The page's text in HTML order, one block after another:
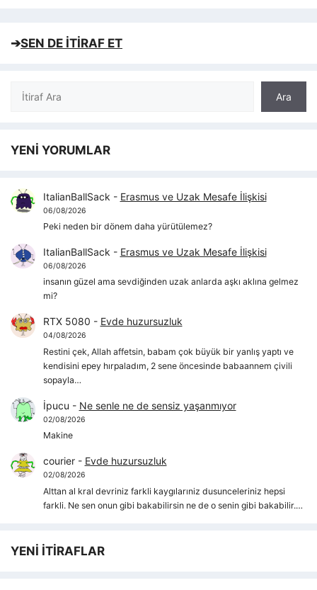
➔SEN DE İTİRAF ET
Ara
Ara
YENİ YORUMLAR
ItalianBallSack - Erasmus ve Uzak Mesafe İlişkisi
06/08/2026
Peki neden bir dönem daha yürütülemez?
ItalianBallSack - Erasmus ve Uzak Mesafe İlişkisi
06/08/2026
insanın güzel ama sevdiğinden uzak anlarda aşkı aklına gelmez
mi?
RTX 5080 - Evde huzursuzluk
04/08/2026
Restini çek, Allah affetsin, babam çok büyük bir yanlış yaptı ve
kendisini epey hırpaladım, 2 sene öncesinde babaannem çivili
sopayla…
İpucu - Ne senle ne de sensiz yaşanmıyor
02/08/2026
Makine
courier- Evde huzursuzluk
02/08/2026
Alttan al kral devriniz farkli kaygılarıniz dusunceleriniz hepsi
farkli. Ne sen onun gibi bakabilirsin ne de o senin gibi bakabilir.…
YENİ İTİRAFLAR